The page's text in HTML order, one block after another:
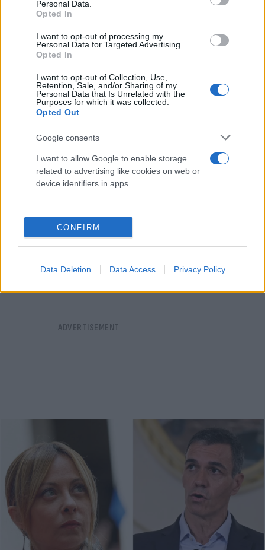
Personal Data.
Opted In
I want to opt-out of processing my
Personal Data for Targeted Advertising.
Opted In
I want to opt-out of Collection, Use,
Retention, Sale, and/or Sharing of my
Personal Data that Is Unrelated with the
Purposes for which it was collected.
Opted Out
Google consents
I want to allow Google to enable storage
related to advertising like cookies on web or
device identifiers in apps.
CONFIRM
Data Deletion Data Access Privacy Policy
Μυστράς: 11 μήνες με αναστολή στον
55χρονο που είχε κρύψει τον πατέρα του